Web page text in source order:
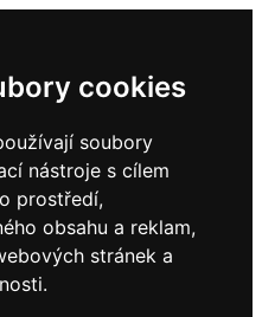
cookies
soubory
nástroje s cílem
prostředí,
obsahu a reklam,
stránek a